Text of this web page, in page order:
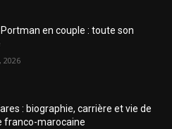
en couple : toute son
2026
: biographie, carrière et vie de
franco-marocaine